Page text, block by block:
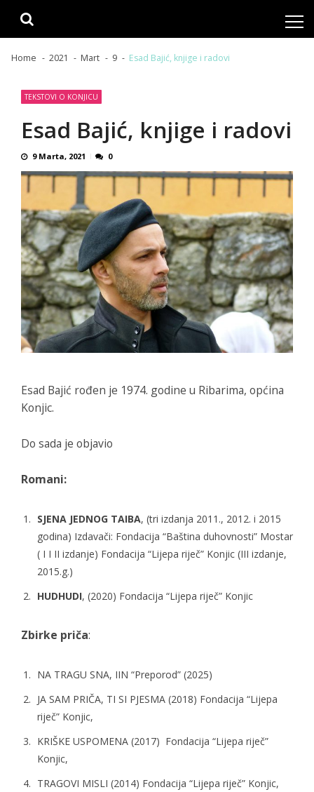
Home 2021 Mart 9 Esad Bajić, knjige i radovi
TEKSTOVI O KONJICU
Esad Bajić, knjige i radovi
9 Marta, 2021 0
Esad Bajić rođen je 1974. godine u Ribarima, općina
Konjic.
Do sada je objavio
Romani:
SJENA JEDNOG TAIBA, (tri izdanja 2011., 2012. i 2015
godina) Izdavači: Fondacija “Baština duhovnosti” Mostar
( I I II izdanje) Fondacija “Lijepa riječ” Konjic (III izdanje,
2015.g.)
HUDHUDI, (2020) Fondacija “Lijepa riječ” Konjic
Zbirke priča:
NA TRAGU SNA, IIN “Preporod” (2025)
JA SAM PRIČA, TI SI PJESMA(2018) Fondacija “Lijepa
riječ” Konjic,
KRIŠKE USPOMENA(2017) Fondacija “Lijepa riječ”
Konjic,
TRAGOVI MISLI (2014) Fondacija “Lijepa riječ” Konjic,